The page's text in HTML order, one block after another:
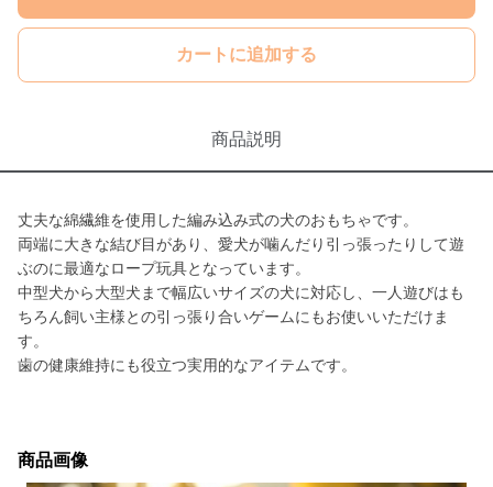
カートに追加する
商品説明
丈夫な綿繊維を使用した編み込み式の犬のおもちゃです。
両端に大きな結び目があり、愛犬が噛んだり引っ張ったりして遊
ぶのに最適なロープ玩具となっています。
中型犬から大型犬まで幅広いサイズの犬に対応し、一人遊びはも
ちろん飼い主様との引っ張り合いゲームにもお使いいただけま
す。
歯の健康維持にも役立つ実用的なアイテムです。
商品画像